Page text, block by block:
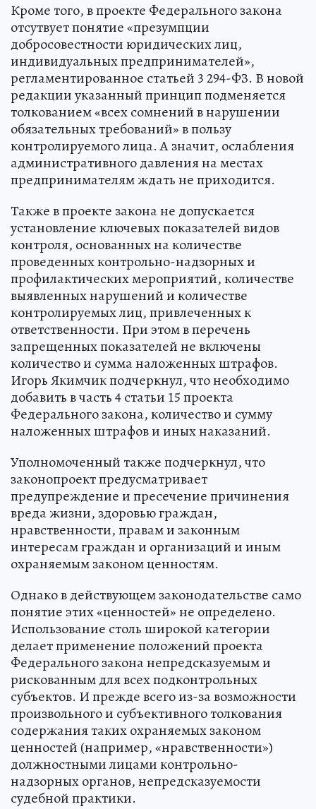
Кроме того, в проекте Федерального закона
отсутвует понятие «презумпции
добросовестности юридических лиц,
индивидуальных предпринимателей»,
регламентированное статьей 3 294-ФЗ. В новой
редакции указанный принцип подменяется
толкованием «всех сомнений в нарушении
обязательных требований» в пользу
контролируемого лица. А значит, ослабления
административного давления на местах
предпринимателям ждать не приходится.
Также в проекте закона не допускается
установление ключевых показателей видов
контроля, основанных на количестве
проведенных контрольно-надзорных и
профилактических мероприятий, количестве
выявленных нарушений и количестве
контролируемых лиц, привлеченных к
ответственности. При этом в перечень
запрещенных показателей не включены
количество и сумма наложенных штрафов.
Игорь Якимчик подчеркнул, что необходимо
добавить в часть 4 статьи 15 проекта
Федерального закона, количество и сумму
наложенных штрафов и иных наказаний.
Уполномоченный также подчеркнул, что
законопроект предусматривает
предупреждение и пресечение причинения
вреда жизни, здоровью граждан,
нравственности, правам и законным
интересам граждан и организаций и иным
охраняемым законом ценностям.
Однако в действующем законодательстве само
понятие этих «ценностей» не определено.
Использование столь широкой категории
делает применение положений проекта
Федерального закона непредсказуемым и
рискованным для всех подконтрольных
субъектов. И прежде всего из-за возможности
произвольного и субъективного толкования
содержания таких охраняемых законом
ценностей (например, «нравственности»)
должностными лицами контрольно-
надзорных органов, непредсказуемости
судебной практики.